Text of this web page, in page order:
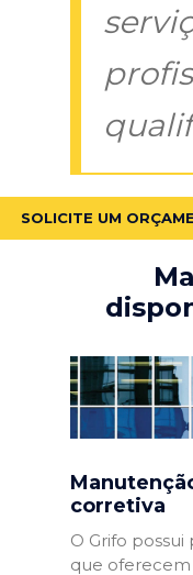
SOLICITE UM
corretiva
O Grifo possui
que oferecem